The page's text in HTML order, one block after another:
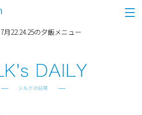
7月22.24.25の夕飯メニュー